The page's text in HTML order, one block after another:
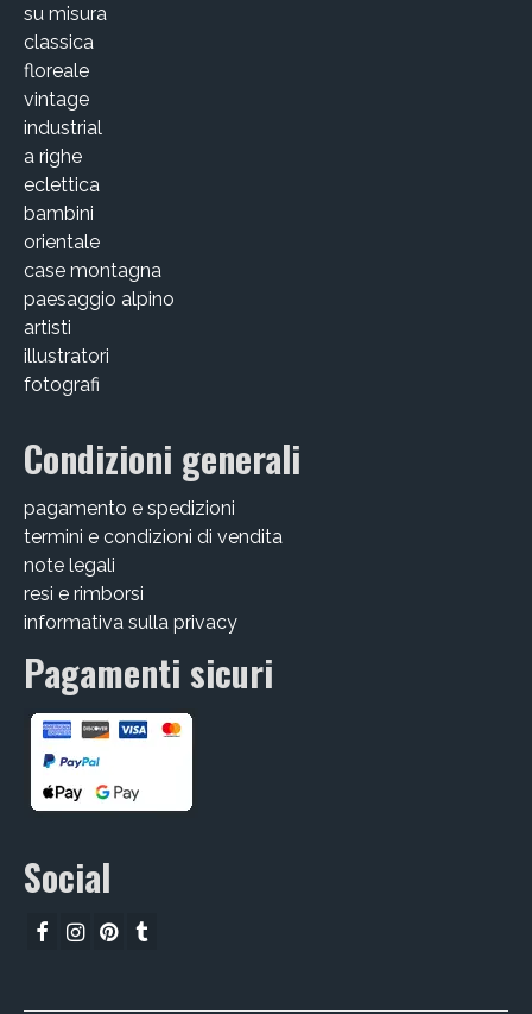
Illustratori
Susanna Galfrè
Valentina Caldarella
Fotografi
PORTFOLIO
CHI SIAMO
CONTATTI
GUIDA ALL’ACQUISTO
su misura
classica
floreale
vintage
industrial
a righe
eclettica
bambini
orientale
case montagna
paesaggio alpino
artisti
illustratori
fotografi
Condizioni generali
pagamento e spedizioni
termini e condizioni di vendita
note legali
resi e rimborsi
informativa sulla privacy
Pagamenti sicuri
Social